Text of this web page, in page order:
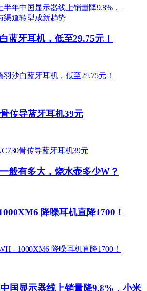
蓝牙耳机，低至29.75元！
传导蓝牙耳机39元
般有多大，烧水壶多少W？
降噪耳机直降1700！
国显示器线上销量降9.8%，小米